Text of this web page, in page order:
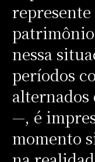
represente
nessa
períodos
alternados
—, é
momento